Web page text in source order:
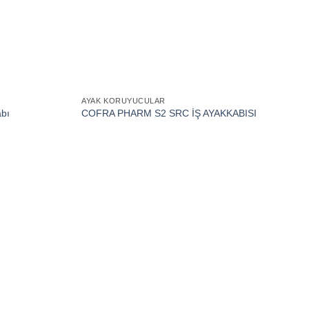
AYAK KORUYUCULAR
COFRA PHARM S2 SRC İŞ AYAKKABISI